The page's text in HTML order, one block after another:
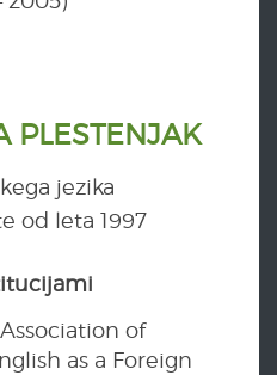
PLESTENJAK
jezika
od leta 1997
of
as a Foreign